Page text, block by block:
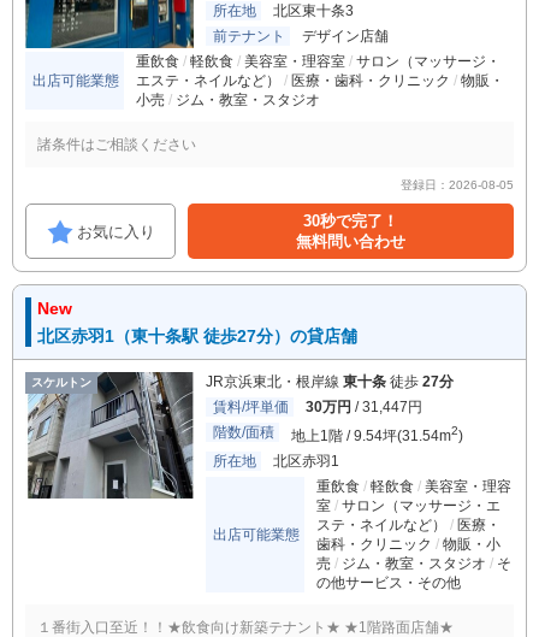
所在地
北区東十条3
前テナント
デザイン店舗
出店可能業態
重飲食 軽飲食 美容室・理容室
サロン（マッサージ・
エステ・ネイルなど）
医療・歯科・クリニック
物販・
小売
ジム・教室・スタジオ
諸条件はご相談ください
登録日：2026-08-05
お気に入り
30秒で完了！
無料問い合わせ
New
北区赤羽1（東十条駅 徒歩27分）の貸店舗
スケルトン JR京浜東北・根岸線 東十条 徒歩 27分
賃料/坪単価
30万円 / 31,447円
階数/面積
地上1階 / 9.54坪(31.54m2)
所在地
北区赤羽1
出店可能業態
重飲食 軽飲食
美容室・理容
室
サロン（マッサージ・エ
ステ・ネイルなど）
医療・
歯科・クリニック
物販・小
売
ジム・教室・スタジオ
そ
の他サービス・その他
１番街入口至近！！★飲食向け新築テナント★ ★1階路面店舗★